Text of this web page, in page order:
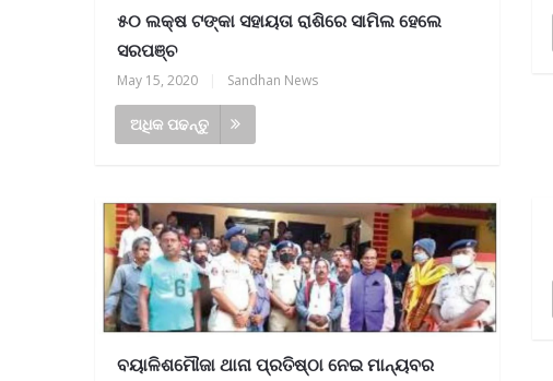
୫୦ ଲକ୍ଷ ଟଙ୍କା ସହାୟତା ରାଶିରେ ସାମିଲ ହେଲେ
ସରପଞ୍ଚ
May 15, 2020 Sandhan News
ଅଧିକ ପଢନ୍ତୁ
ବୟାଳିଶମୌଜା ଥାନା ପ୍ରତିଷ୍ଠା ନେଇ ମାନ୍ୟବର